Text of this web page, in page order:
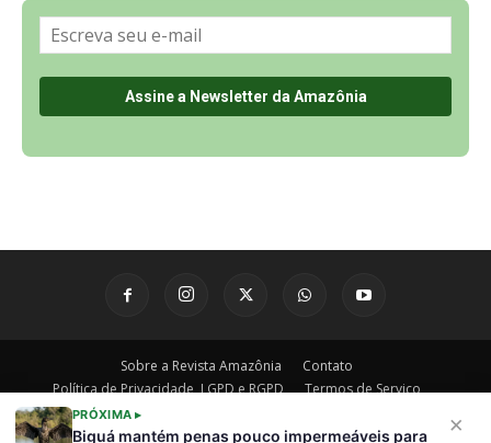
×
PRÓXIMA ▸
Biguá mantém penas pouco impermeáveis para
Política de Privacidade, LGPD e RGPD
Últimas Notícias
🌎 Español
©